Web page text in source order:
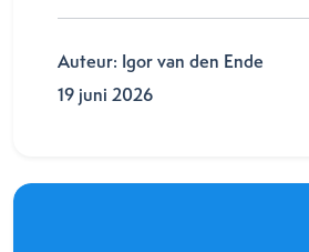
Auteur: Igor van den Ende
19 juni 2026